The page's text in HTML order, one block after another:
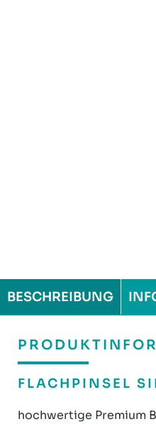
BESCHREIBUNG
FLACHPINSEL
hochwertige Premium